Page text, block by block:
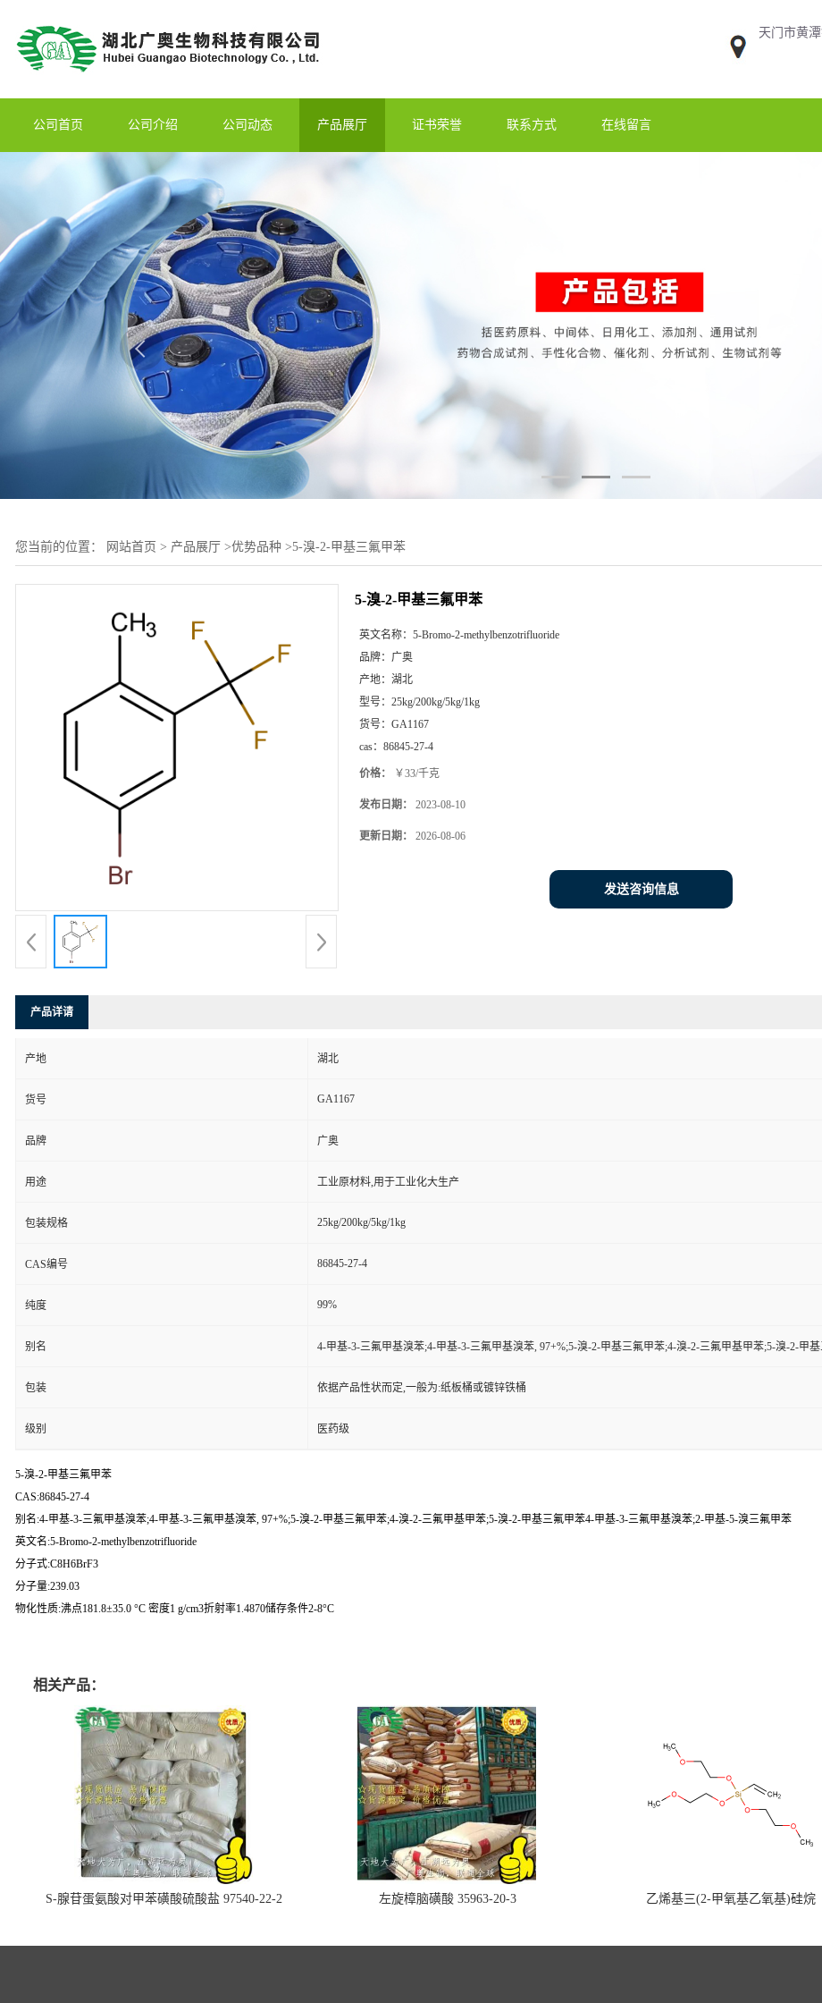
天门市黄
公司首页 公司介绍 公司动态 产品展厅 证书荣誉 联系方式 在线留言
您当前的位置： 网站首页 > 产品展厅 >优势品种 >5-溴-2-甲基三氟甲苯
5-溴-2-甲基三氟甲苯
英文名称： 5-Bromo-2-methylbenzotrifluoride
品牌： 广奥
产地： 湖北
型号： 25kg/200kg/5kg/1kg
货号： GA1167
cas： 86845-27-4
价格： ￥33/千克
发布日期： 2023-08-10
更新日期： 2026-08-06
发送咨询信息
产品详请
产地 湖北
货号 GA1167
品牌 广奥
用途 工业原材料,用于工业化大生产
包装规格 25kg/200kg/5kg/1kg
CAS编号 86845-27-4
纯度 99%
别名 4-甲基-3-三氟甲基溴苯;4-甲基-3-三氟甲基溴苯, 97+%;5-溴-2-甲基三氟甲苯;4-溴-2-三氟甲基甲苯;5-溴-2-甲
包装 依据产品性状而定,一般为:纸板桶或镀锌铁桶
级别 医药级
5-溴-2-甲基三氟甲苯
CAS:86845-27-4
别名:4-甲基-3-三氟甲基溴苯;4-甲基-3-三氟甲基溴苯, 97+%;5-溴-2-甲基三氟甲苯;4-溴-2-三氟甲基甲苯;5-溴-2-甲基三氟甲苯4-甲基-3-三氟甲基溴苯;2-甲基-5-溴三氟甲苯
英文名:5-Bromo-2-methylbenzotrifluoride
分子式:C8H6BrF3
分子量:239.03
物化性质:沸点181.8±35.0 °C 密度1 g/cm3折射率1.4870储存条件2-8°C
相关产品：
S-腺苷蛋氨酸对甲苯磺酸硫酸盐 97540-22-2 左旋樟脑磺酸 35963-20-3 乙烯基三(2-甲氧基乙氧基)硅烷